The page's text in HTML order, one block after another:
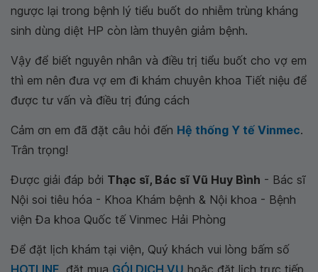
ngược lại trong bệnh lý tiểu buốt do nhiễm trùng kháng
sinh dùng diệt HP còn làm thuyên giảm bệnh.
Vậy để biết nguyên nhân và điều trị tiểu buốt cho vợ em
thì em nên đưa vợ em đi khám chuyên khoa Tiết niệu để
được tư vấn và điều trị đúng cách
Cảm ơn em đã đặt câu hỏi đến Hệ thống Y tế Vinmec.
Trân trọng!
Được giải đáp bởi Thạc sĩ, Bác sĩ Vũ Huy Bình - Bác sĩ
Nội soi tiêu hóa - Khoa Khám bệnh & Nội khoa - Bệnh
viện Đa khoa Quốc tế Vinmec Hải Phòng
Để đặt lịch khám tại viện, Quý khách vui lòng bấm số
HOTLINE, đặt mua GÓI DỊCH VỤ hoặc đặt lịch trực tiếp